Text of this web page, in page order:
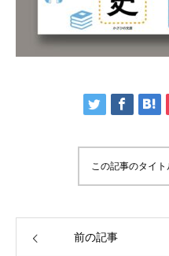
この記事のタイ
前の記事